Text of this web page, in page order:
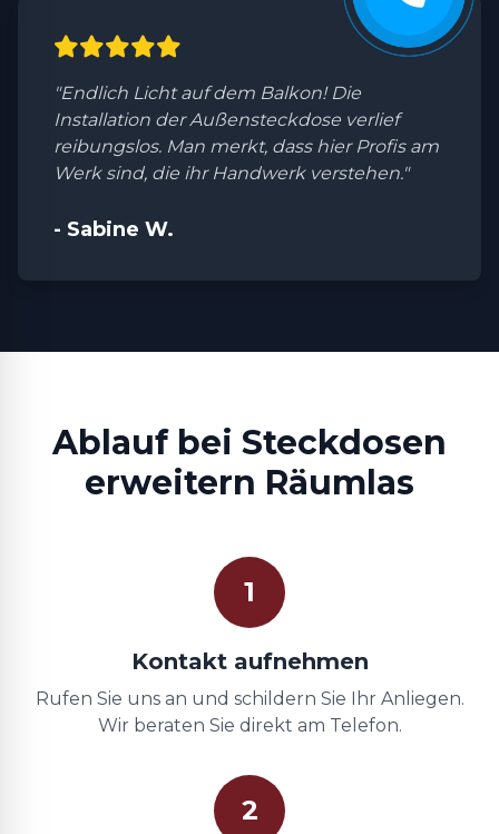
"Endlich Licht auf dem Balkon! Die
Installation der Außensteckdose verlief
reibungslos. Man merkt, dass hier Profis am
Werk sind, die ihr Handwerk verstehen."
- Sabine W.
Ablauf bei Steckdosen
erweitern Räumlas
1
Kontakt aufnehmen
Rufen Sie uns an und schildern Sie Ihr Anliegen.
Wir beraten Sie direkt am Telefon.
2